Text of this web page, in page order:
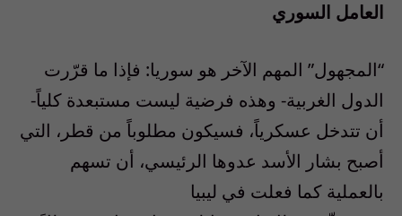
العامل السوري
“المجهول” المهم الآخر هو سوريا: فإذا ما قرّرت
الدول الغربية- وهذه فرضية ليست مستبعدة كلياً-
أن تتدخل عسكرياً، فسيكون مطلوباً من قطر، التي
أصبح بشار الأسد عدوها الرئيسي، أن تسهم
بالعملية كما فعلت في ليبيا